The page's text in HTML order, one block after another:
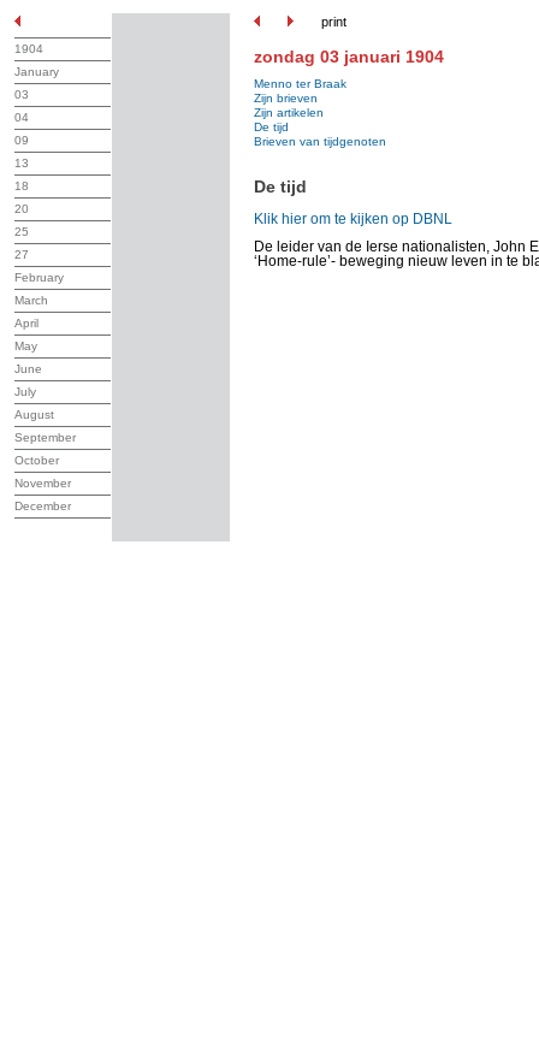
print
1904
January
03
04
09
13
18
20
25
27
February
March
April
May
June
July
August
September
October
November
December
zondag 03 januari 1904
Menno ter Braak
Zijn brieven
Zijn artikelen
De tijd
Brieven van tijdgenoten
De tijd
Klik hier om te kijken op DBNL
De leider van de Ierse nationalisten, John
‘Home-rule’- beweging nieuw leven in te